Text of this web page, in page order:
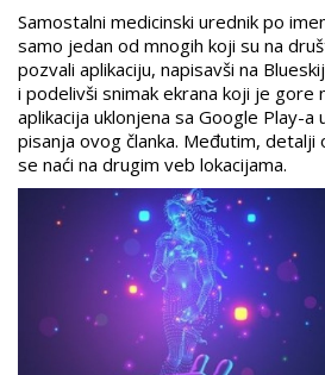
Samostalni medicinski urednik po
samo jedan od mnogih koji su na
pozvali aplikaciju, napisavši na
i podelivši snimak ekrana koji je gore
aplikacija uklonjena sa Google Play-a
pisanja ovog članka. Međutim, detalji
se naći na drugim veb lokacijama.